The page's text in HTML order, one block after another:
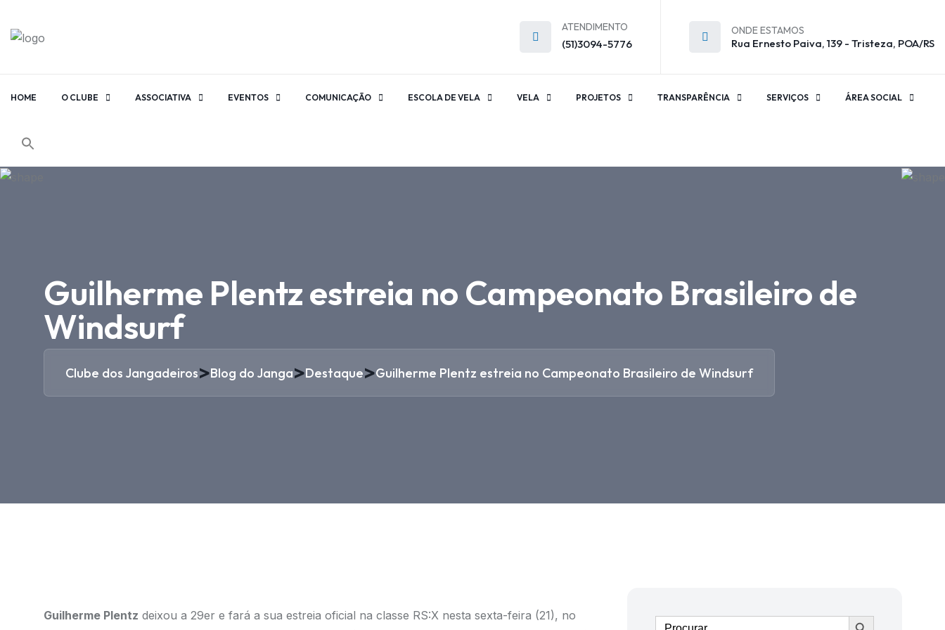
ATENDIMENTO
(51)3094-5776
ONDE ESTAMOS
Rua Ernesto Paiva, 139 - Tristeza, POA/RS
HOME O CLUBE ASSOCIATIVA EVENTOS COMUNICAÇÃO ESCOLA DE VELA VELA PROJETOS TRANSPARÊNCIA SERVIÇOS ÁREA SOCIAL
Guilherme Plentz estreia no Campeonato Brasileiro de
Windsurf
Clube dos Jangadeiros>Blog do Janga>Destaque>Guilherme Plentz estreia no Campeonato Brasileiro de Windsurf
Guilherme Plentz deixou a 29er e fará a sua estreia oficial na classe RS:X nesta sexta-feira (21), no
Ir